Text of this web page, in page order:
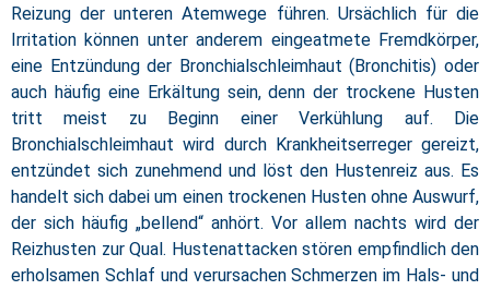
Reizung der unteren Atemwege führen. Ursächlich für die
Irritation können unter anderem eingeatmete Fremdkörper,
eine Entzündung der Bronchialschleimhaut (Bronchitis) oder
auch häufig eine Erkältung sein, denn der trockene Husten
tritt meist zu Beginn einer Verkühlung auf. Die
Bronchialschleimhaut wird durch Krankheitserreger gereizt,
entzündet sich zunehmend und löst den Hustenreiz aus. Es
handelt sich dabei um einen trockenen Husten ohne Auswurf,
der sich häufig „bellend“ anhört. Vor allem nachts wird der
Reizhusten zur Qual. Hustenattacken stören empfindlich den
erholsamen Schlaf und verursachen Schmerzen im Hals- und